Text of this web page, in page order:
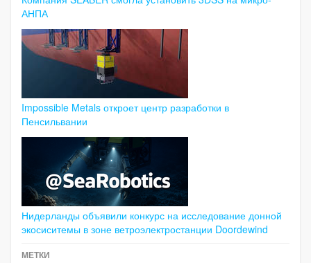
АНПА
Impossible Metals откроет центр разработки в
Пенсильвании
Нидерланды объявили конкурс на исследование донной
экосиситемы в зоне ветроэлектростанции Doordewind
МЕТКИ